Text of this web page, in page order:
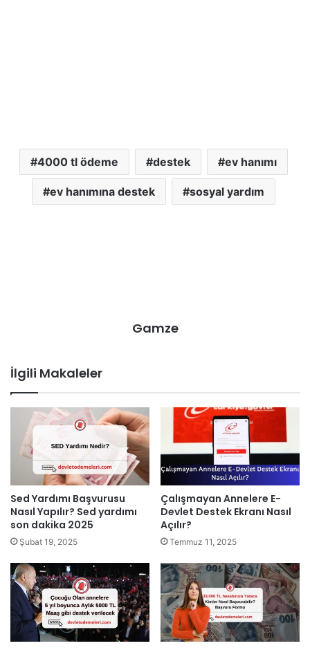
4000 tl ödeme destek ev hanımı
ev hanımına destek sosyal yardım
Gamze
İlgili Makaleler
Sed Yardımı Başvurusu
Nasıl Yapılır? Sed yardımı
son dakika 2025
Şubat 19, 2025
Çalışmayan Annelere E-
Devlet Destek Ekranı Nasıl
Açılır?
Temmuz 11, 2025